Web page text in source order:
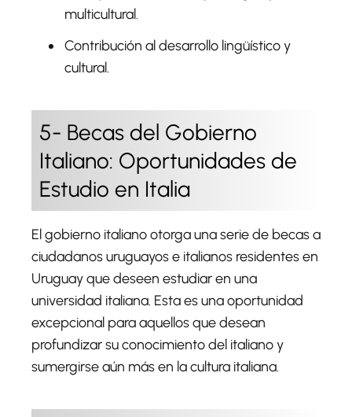
multicultural.
Contribución al desarrollo lingüístico y
cultural.
5- Becas del Gobierno
Italiano: Oportunidades de
Estudio en Italia
El gobierno italiano otorga una serie de becas a
ciudadanos uruguayos e italianos residentes en
Uruguay que deseen estudiar en una
universidad italiana. Esta es una oportunidad
excepcional para aquellos que desean
profundizar su conocimiento del italiano y
sumergirse aún más en la cultura italiana.